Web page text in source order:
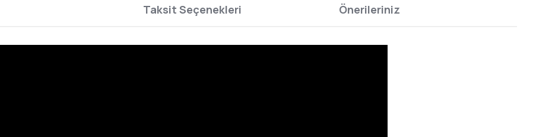
Taksit Seçenekleri Önerileriniz